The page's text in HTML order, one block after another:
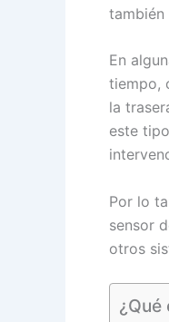
también
En
tiempo,
la
este
Por lo
sensor
otros
¿Qué